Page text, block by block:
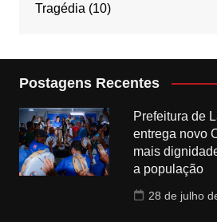
Tragédia (10)
Postagens Recentes
Prefeitura de
entrega novo
mais
a população
28 de julho